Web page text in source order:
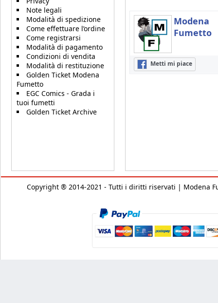
Note legali
Modalità di spedizione
Come effettuare l’ordine
Come registrarsi
Modalità di pagamento
Condizioni di vendita
Modalità di restituzione
Golden Ticket Modena
Fumetto
EGC Comics - Grada i
tuoi fumetti
Golden Ticket Archive
Modena
Fumetto
Metti mi piace
Copyright ® 2014-2021 - Tutti i diritti riservati | Modena